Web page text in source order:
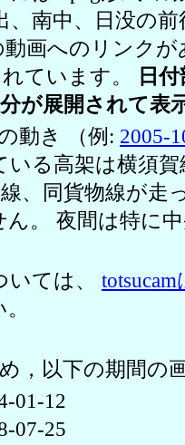
南中、日没の
動画へのリンク
ています。
日
が展開されて表
動き （例: 2005-
いる高架は横須
、同貨物線が走
。 夜間は特に
いては、
，以下の期間の
01-12
07-25